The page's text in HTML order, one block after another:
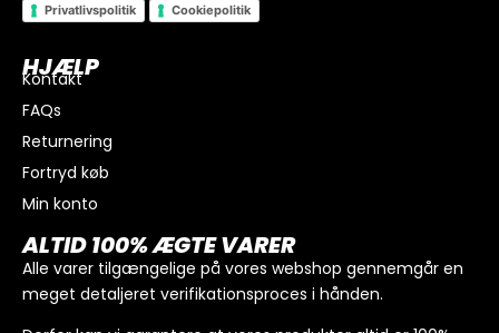
I alt
Køb for
Privatlivspolitik Cookiepolitik
HJÆLP
Kontakt
FAQs
Returnering
Fortryd køb
Min konto
ALTID 100% ÆGTE VARER
Alle varer tilgængelige på vores webshop gennemgår en
meget detaljeret verifikationsproces i hånden.